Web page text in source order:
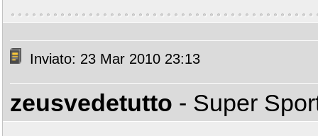
Inviato: 23 Mar 2010 23:13
zeusvedetutto - Super